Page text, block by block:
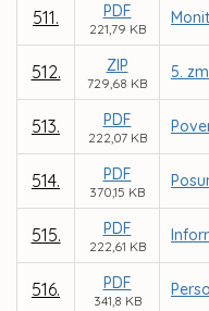
511. PDF
221,79 KB
512. ZIP
729,68 KB
5.
513. PDF
222,07 KB
514. PDF
370,15 KB
515. PDF
222,61 KB
516. PDF
341,8 KB